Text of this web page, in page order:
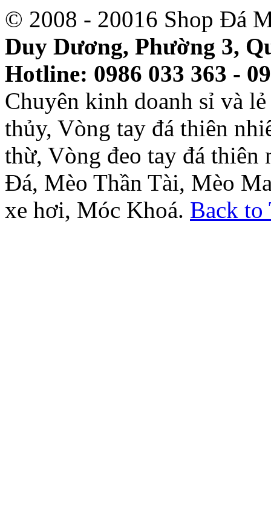
© 2008 - 20016 Shop Đá
Duy Dương, Phường 3,
Hotline: 0986 033 363 -
Chuyên kinh doanh sỉ và
thủy, Vòng tay đá thiên
thừ, Vòng đeo tay đá thiên
Đá, Mèo Thần Tài, Mèo
xe hơi, Móc Khoá. Back to